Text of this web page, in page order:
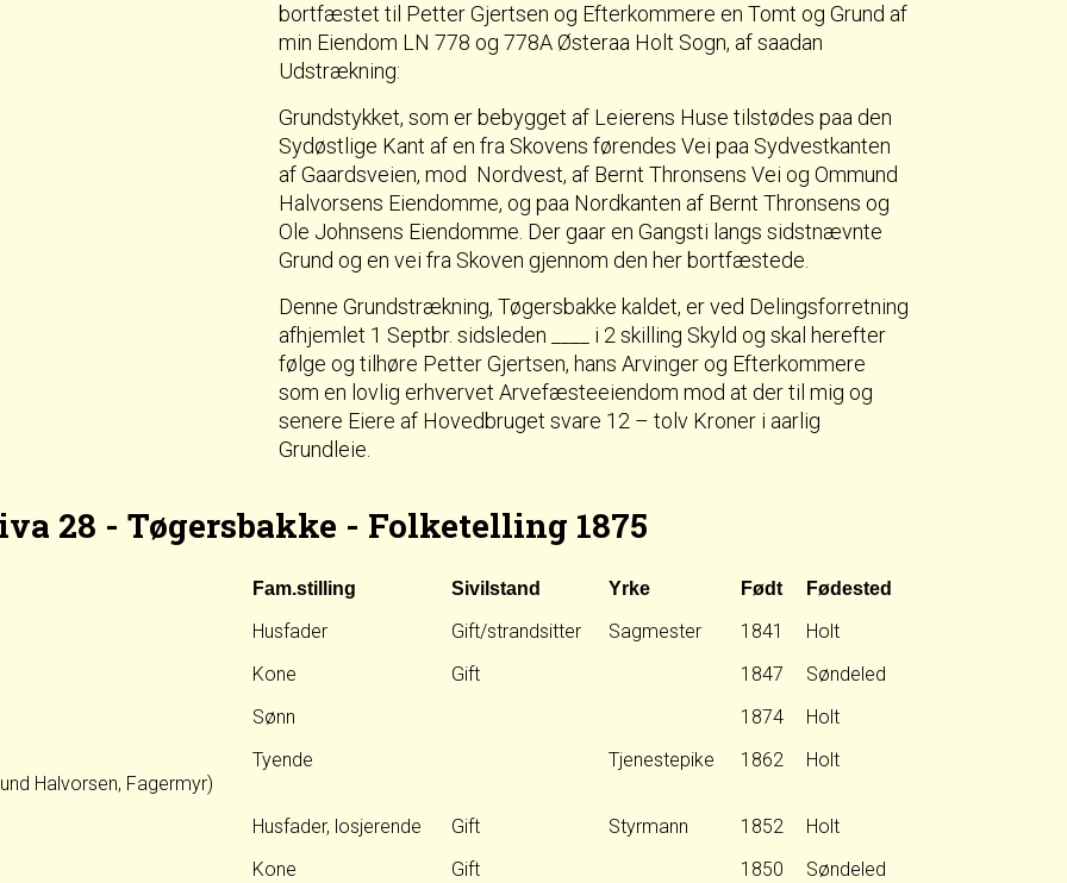
bortfæstet til Petter Gjertsen og Efterkommere en Tomt og Grund af
min Eiendom LN 778 og 778A Østeraa Holt Sogn, af saadan
Udstrækning:
Grundstykket, som er bebygget af Leierens Huse tilstødes paa den
Sydøstlige Kant af en fra Skovens førendes Vei paa Sydvestkanten
af Gaardsveien, mod Nordvest, af Bernt Thronsens Vei og Ommund
Halvorsens Eiendomme, og paa Nordkanten af Bernt Thronsens og
Ole Johnsens Eiendomme. Der gaar en Gangsti langs sidstnævnte
Grund og en vei fra Skoven gjennom den her bortfæstede.
Denne Grundstrækning, Tøgersbakke kaldet, er ved Delingsforretning
afhjemlet 1 Septbr. sidsleden ____ i 2 skilling Skyld og skal herefter
følge og tilhøre Petter Gjertsen, hans Arvinger og Efterkommere
som en lovlig erhvervet Arvefæsteeiendom mod at der til mig og
senere Eiere af Hovedbruget svare 12 – tolv Kroner i aarlig
Grundleie.
28 - Tøgersbakke - Folketelling 1875
Fam.stilling Sivilstand Yrke Født Fødested
Husfader Gift/strandsitter Sagmester 1841
Holt
Kone Gift 1847
Søndeled
Sønn 1874
Holt
Halvorsen, Fagermyr)
Tyende Tjenestepike 1862 Holt
Husfader, losjerende Gift Styrmann 1852
Holt
Kone Gift 1850 Søndeled